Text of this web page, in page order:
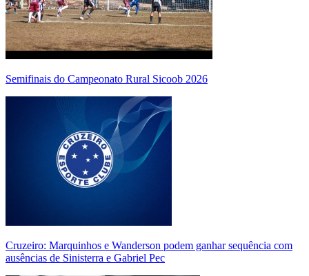
Semifinais do Campeonato Rural Sicoob 2026
Cruzeiro: Marquinhos e Wanderson podem ganhar sequência com
ausências de Sinisterra e Gabriel Pec